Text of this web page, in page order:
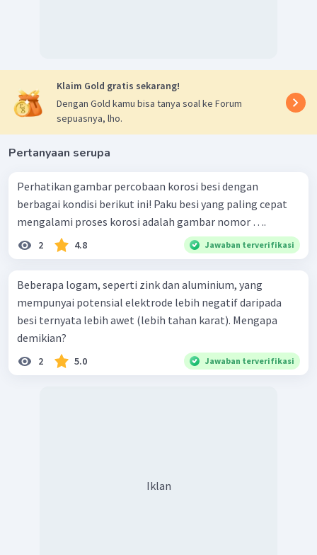
Klaim Gold gratis sekarang!
Dengan Gold kamu bisa tanya soal ke Forum
sepuasnya, lho.
Pertanyaan serupa
Perhatikan gambar percobaan korosi besi dengan
berbagai kondisi berikut ini! Paku besi yang paling cepat
mengalami proses korosi adalah gambar nomor ….
2 4.8 Jawaban terverifikasi
Beberapa logam, seperti zink dan aluminium, yang
mempunyai potensial elektrode lebih negatif daripada
besi ternyata lebih awet (lebih tahan karat). Mengapa
demikian?
2 5.0 Jawaban terverifikasi
Iklan